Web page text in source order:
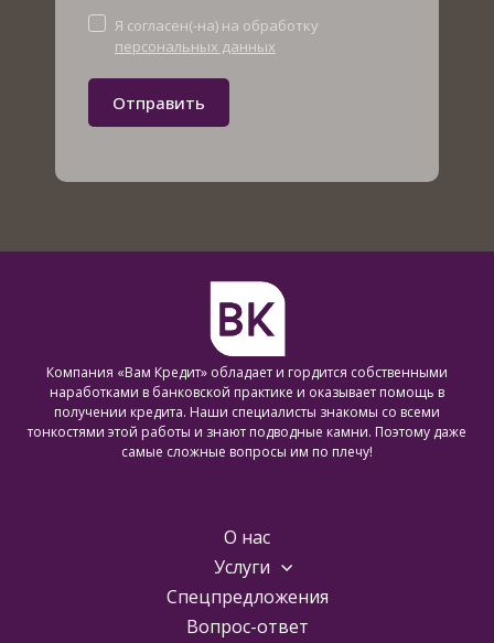
Отправить
Я согласен(-на) на обработку
персональных данных
Компания «Вам Кредит» обладает и гордится собственными
наработками в банковской практике и оказывает помощь в
получении кредита. Наши специалисты знакомы со всеми
тонкостями этой работы и знают подводные камни. Поэтому даже
самые сложные вопросы им по плечу!
О нас
Услуги
Спецпредложения
Вопрос-ответ